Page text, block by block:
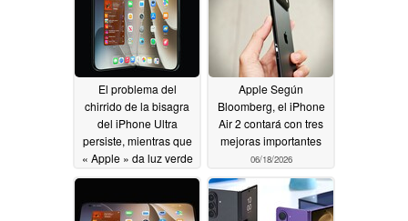
El problema del
chirrido de la bisagra
del iPhone Ultra
persiste, mientras que
« Apple » da luz verde
a la producción de su
06/23/2026
Apple Según
Bloomberg, el iPhone
Air 2 contará con tres
mejoras importantes
06/18/2026